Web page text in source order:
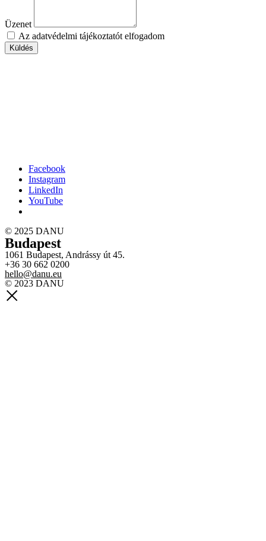
Üzenet
Az adatvédelmi tájékoztatót elfogadom
Küldés
Facebook
Instagram
LinkedIn
YouTube
© 2025 DANU
Budapest
1061 Budapest, Andrássy út 45.
+36 30 662 0200
hello@danu.eu
© 2023 DANU